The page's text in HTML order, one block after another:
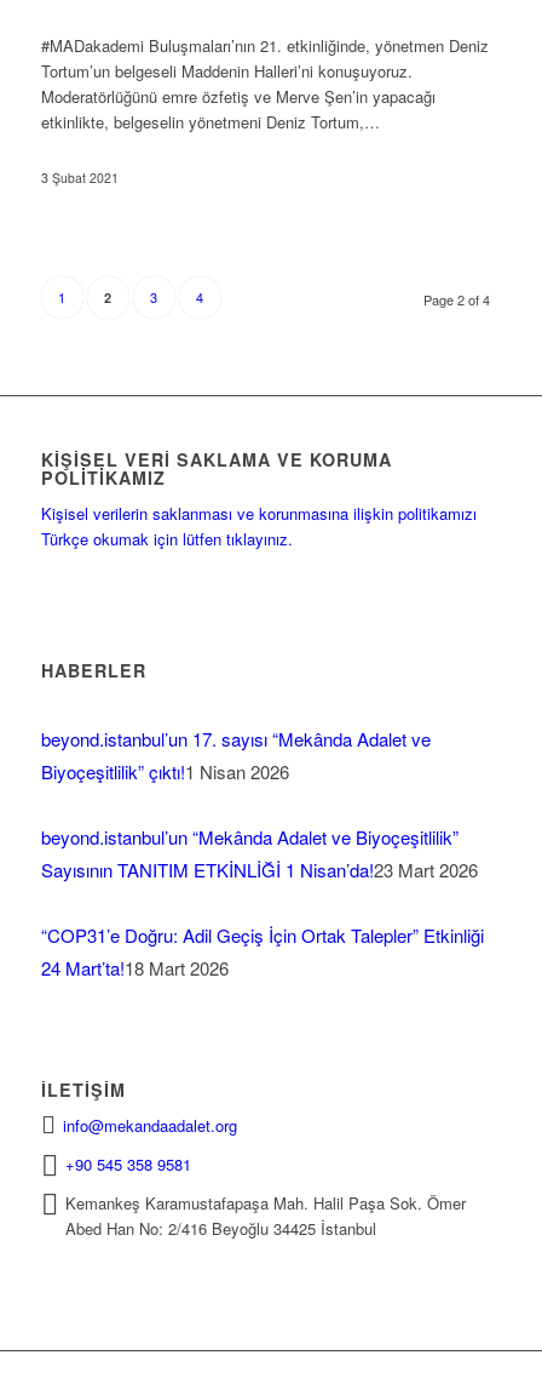
#MADakademi Buluşmaları’nın 21. etkinliğinde, yönetmen Deniz
Tortum’un belgeseli Maddenin Halleri’ni konuşuyoruz.
Moderatörlüğünü emre özfetiş ve Merve Şen’in yapacağı
etkinlikte, belgeselin yönetmeni Deniz Tortum,…
3 Şubat 2021
Page 2 of 4
1 2 3 4
KIŞISEL VERI SAKLAMA VE KORUMA
POLITIKAMIZ
Kişisel verilerin saklanması ve korunmasına ilişkin politikamızı
Türkçe okumak için lütfen tıklayınız.
HABERLER
beyond.istanbul’un 17. sayısı “Mekânda Adalet ve
Biyoçeşitlilik” çıktı!1 Nisan 2026
beyond.istanbul’un “Mekânda Adalet ve Biyoçeşitlilik”
Sayısının TANITIM ETKİNLİĞİ 1 Nisan’da!23 Mart 2026
“COP31’e Doğru: Adil Geçiş İçin Ortak Talepler” Etkinliği
24 Mart’ta!18 Mart 2026
İLETIŞIM
info@mekandaadalet.org
+90 545 358 9581
Kemankeş Karamustafapaşa Mah. Halil Paşa Sok. Ömer
Abed Han No: 2/416 Beyoğlu 34425 İstanbul